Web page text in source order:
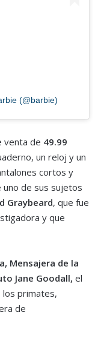
(@barbie)
venta de 49.99
un reloj y un
cortos y
uno de sus sujetos
Graybeard, que fue
y que
Mensajera de la
Jane Goodall, el
los primates,
de